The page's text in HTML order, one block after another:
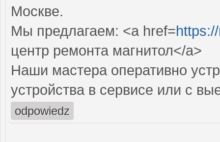
Москве.
Мы предлагаем: <a href=
центр ремонта магнитол</a>
Наши мастера оперативно
устройства в сервисе или с
odpowiedz